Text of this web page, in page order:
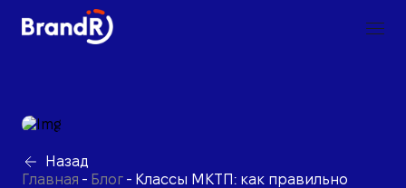
Назад
Главная - Блог - Классы МКТП: как правильно